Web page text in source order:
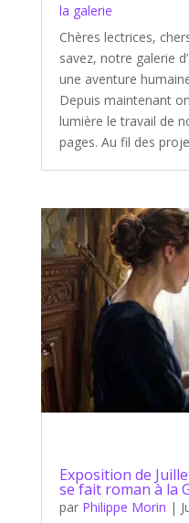
la galerie
Chères lectrices,
savez, notre galerie
une aventure
Depuis maintenant
lumière le travail de
pages. Au fil des
Exposition de
se fait roman à la
par Philippe Morin |